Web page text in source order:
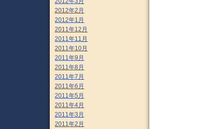
2012年2月
2012年1月
2011年12月
2011年11月
2011年10月
2011年9月
2011年8月
2011年7月
2011年6月
2011年5月
2011年4月
2011年3月
2011年2月